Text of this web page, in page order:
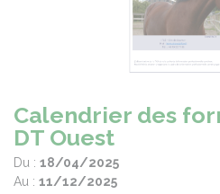
Calendrier des
DT Ouest
Du : 18/04/2025
Au : 11/12/2025